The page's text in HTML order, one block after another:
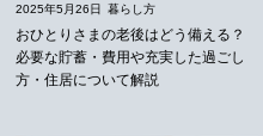
2025年5月26日 暮らし方
おひとりさまの老後はどう備える？
必要な貯蓄・費用や充実した過ごし
方・住居について解説